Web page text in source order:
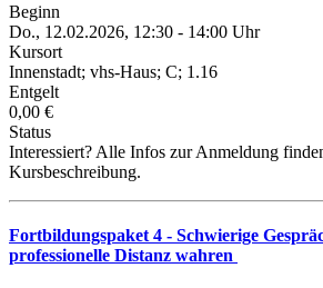
Beginn
Do., 12.02.2026, 12:30 - 14:00 Uhr
Kursort
Innenstadt; vhs-Haus; C; 1.16
Entgelt
0,00 €
Status
Interessiert? Alle Infos zur Anmeldung
Kursbeschreibung.
Fortbildungspaket 4 - Schwierige
professionelle Distanz wahren